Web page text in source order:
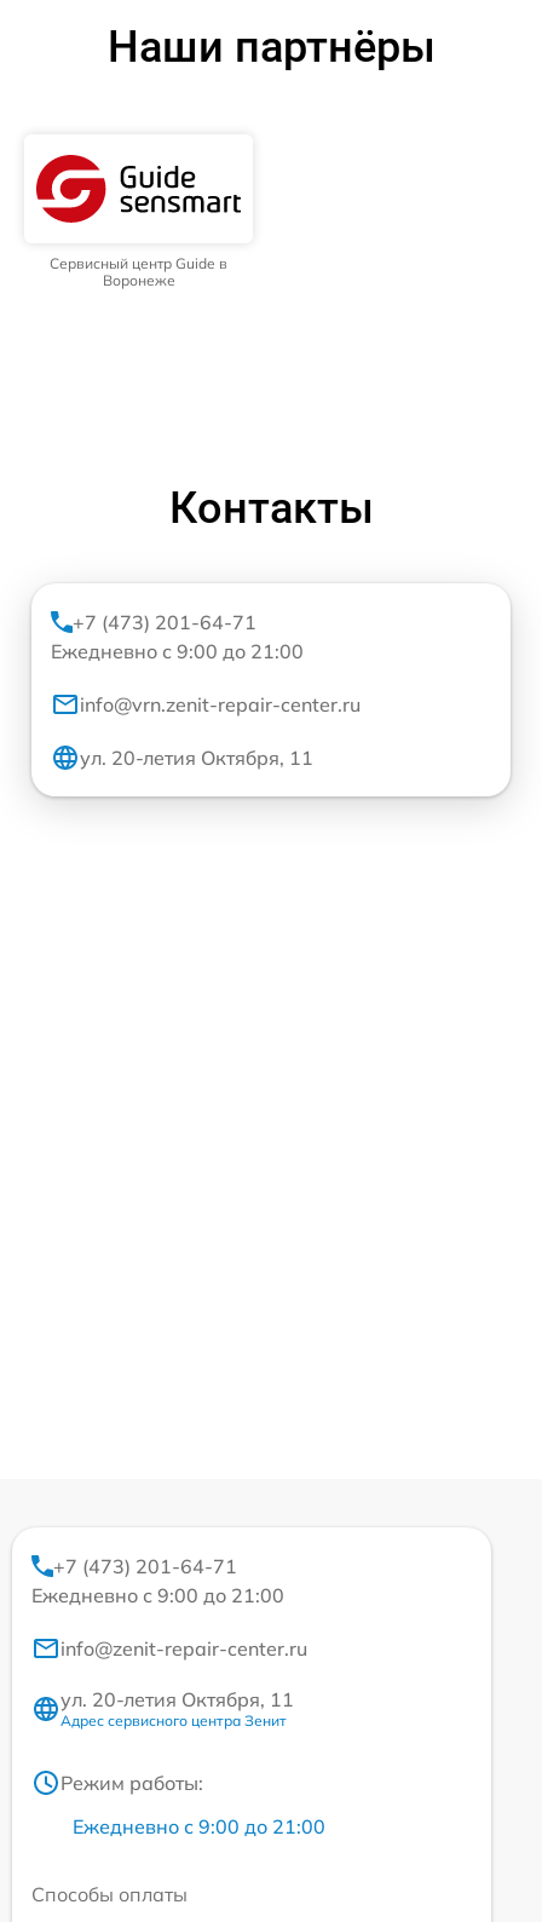
Наши партнёры
Сервисный центр Guide в
Воронеже
Контакты
+7 (473) 201-64-71
Ежедневно с 9:00 до 21:00
info@vrn.zenit-repair-center.ru
ул. 20-летия Октября, 11
+7 (473) 201-64-71
Ежедневно с 9:00 до 21:00
info@zenit-repair-center.ru
ул. 20-летия Октября, 11
Адрес сервисного центра Зенит
Режим работы:
Ежедневно с 9:00 до 21:00
Способы оплаты